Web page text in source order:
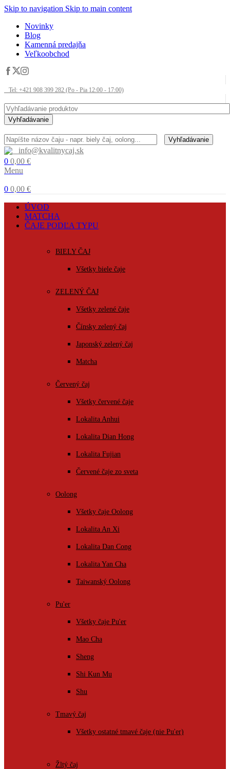
Skip to navigation Skip to main content
Novinky
Blog
Kamenná predajňa
Veľkoobchod
Tel: +421 908 399 282 (Po - Pia 12:00 - 17:00)
Vyhľadávanie
Vyhľadávanie
info@kvalitnycaj.sk
0 0,00 €
Menu
0 0,00 €
ÚVOD
MATCHA
ČAJE PODĽA TYPU
BIELY ČAJ
Všetky biele čaje
ZELENÝ ČAJ
Všetky zelené čaje
Čínsky zelený čaj
Japonský zelený čaj
Matcha
Červený čaj
Všetky červené čaje
Lokalita Anhui
Lokalita Dian Hong
Lokalita Fujian
Červené čaje zo sveta
Oolong
Všetky čaje Oolong
Lokalita An Xi
Lokalita Dan Cong
Lokalita Yan Cha
Taiwanský Oolong
Pu'er
Všetky čaje Pu'er
Mao Cha
Sheng
Shi Kun Mu
Shu
Tmavý čaj
Všetky ostatné tmavé čaje (nie Pu'er)
Žltý čaj